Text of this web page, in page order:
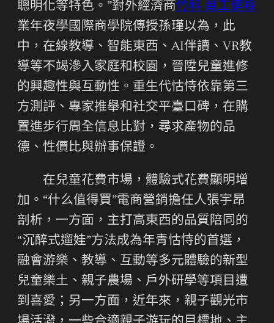
聰明化等特色。”對外經濟商竹科 員工健檢
業年夜學國際商學院傳授孫瑾以為，此
中，在線教導、智能東西、AI伴讀、VR教
導等不竭滲入家庭和校園，晉陞兒童進修
的興趣性與互動性。重生代怙恃依靠第三
方測評、專家推舉和社交平臺口碑，在購
置進步行周全信息比對，尋求產物的品
德、性價比與辦事保證。
在兒童花費市場，體驗式花費顯明增
加。“什么值得買”電商營銷擔任人張宇昂
剖析，一方面，主打高東西的品質陪同的
“沉醉式遛娃”方法成為年青怙恃的首選，
融會游樂、教導、互動等多元體驗的新型
兒童樂土、親子農場、戶外研學等項目遭
到喜愛；另一方面，近年來，親子觀光市